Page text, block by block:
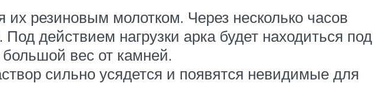
резиновым молотком. Через несколько часов
действием нагрузки арка будет находиться под
вес от камней.
сильно усядется и появятся невидимые для